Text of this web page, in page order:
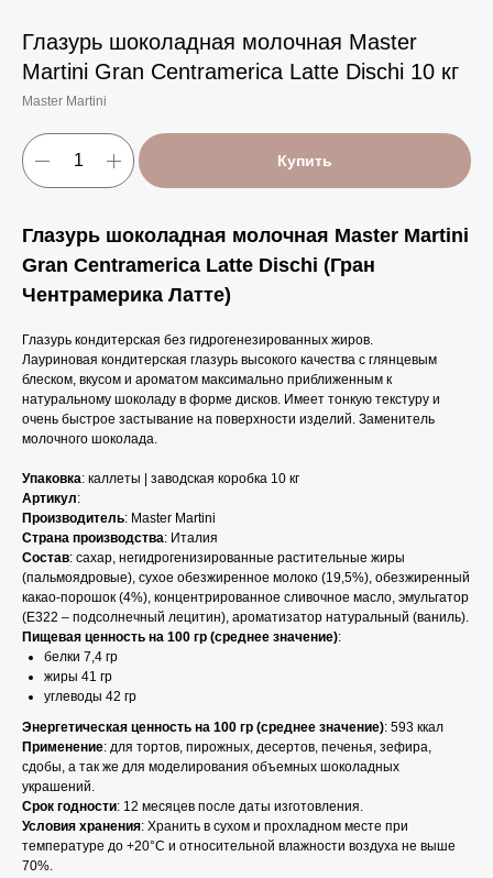
Глазурь шоколадная молочная Master
Martini Gran Centramerica Latte Dischi 10 кг
Master Martini
Купить
Глазурь шоколадная молочная Master Martini
Gran Centramerica Latte Dischi (Гран
Чентрамерика Латте)
Глазурь кондитерская без гидрогенезированных жиров.
Лауриновая кондитерская глазурь высокого качества с глянцевым
блеском, вкусом и ароматом максимально приближенным к
натуральному шоколаду в форме дисков. Имеет тонкую текстуру и
очень быстрое застывание на поверхности изделий. Заменитель
молочного шоколада.
Упаковка: каллеты | заводская коробка 10 кг
Артикул:
Производитель: Master Martini
Страна производства: Италия
Состав: сахар, негидрогенизированные растительные жиры
(пальмоядровые), сухое обезжиренное молоко (19,5%), обезжиренный
какао-порошок (4%), концентрированное сливочное масло, эмульгатор
(Е322 – подсолнечный лецитин), ароматизатор натуральный (ваниль).
Пищевая ценность на 100 гр (среднее значение):
белки 7,4 гр
жиры 41 гр
углеводы 42 гр
Энергетическая ценность на 100 гр (среднее значение): 593 ккал
Применение: для тортов, пирожных, десертов, печенья, зефира,
сдобы, а так же для моделирования объемных шоколадных
украшений.
Срок годности: 12 месяцев после даты изготовления.
Условия хранения: Хранить в сухом и прохладном месте при
температуре до +20°С и относительной влажности воздуха не выше
70%.